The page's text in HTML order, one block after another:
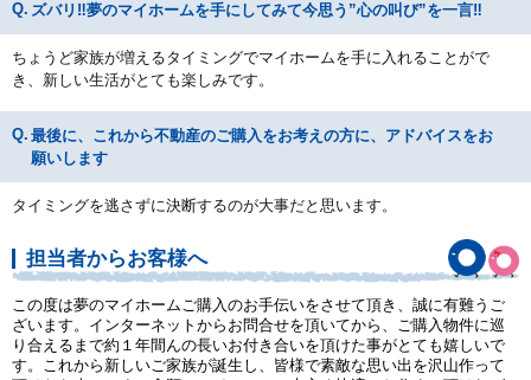
ズバリ‼夢のマイホームを手にしてみて今思う”心の叫び”を一言‼
ちょうど家族が増えるタイミングでマイホームを手に入れることがで
き、新しい生活がとても楽しみです。
最後に、これから不動産のご購入をお考えの方に、アドバイスをお
願いします
タイミングを逃さずに決断するのが大事だと思います。
担当者からお客様へ
この度は夢のマイホームご購入のお手伝いをさせて頂き、誠に有難うご
ざいます。インターネットからお問合せを頂いてから、ご購入物件に巡
り合えるまで約１年間んの長いお付き合いを頂けた事がとても嬉しいで
す。これから新しいご家族が誕生し、皆様で素敵な思い出を沢山作って